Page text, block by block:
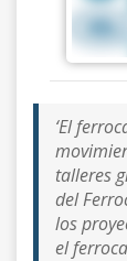
‘El
talleres
del
los
el